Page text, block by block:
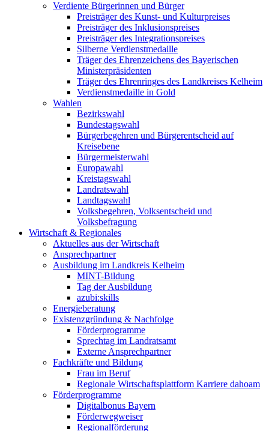
Verdiente Bürgerinnen und Bürger
Preisträger des Kunst- und Kulturpreises
Preisträger des Inklusionspreises
Preisträger des Integrationspreises
Silberne Verdienstmedaille
Träger des Ehrenzeichens des Bayerischen
Ministerpräsidenten
Träger des Ehrenringes des Landkreises Kelheim
Verdienstmedaille in Gold
Wahlen
Bezirkswahl
Bundestagswahl
Bürgerbegehren und Bürgerentscheid auf
Kreisebene
Bürgermeisterwahl
Europawahl
Kreistagswahl
Landratswahl
Landtagswahl
Volksbegehren, Volksentscheid und
Volksbefragung
Wirtschaft & Regionales
Aktuelles aus der Wirtschaft
Ansprechpartner
Ausbildung im Landkreis Kelheim
MINT-Bildung
Tag der Ausbildung
azubi:skills
Energieberatung
Existenzgründung & Nachfolge
Förderprogramme
Sprechtag im Landratsamt
Externe Ansprechpartner
Fachkräfte und Bildung
Frau im Beruf
Regionale Wirtschaftsplattform Karriere dahoam
Förderprogramme
Digitalbonus Bayern
Förderwegweiser
Regionalförderung